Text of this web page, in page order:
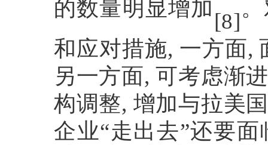
的数量明显增加
[8]
和应对措施, 一方面,
另一方面,可考虑渐
构调整, 增加与拉美
企业“走出去”还要面